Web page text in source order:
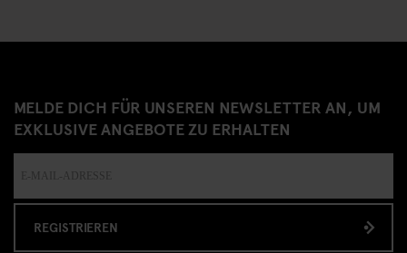
MELDE DICH FÜR UNSEREN NEWSLETTER AN, UM
EXKLUSIVE ANGEBOTE ZU ERHALTEN
REGISTRIEREN